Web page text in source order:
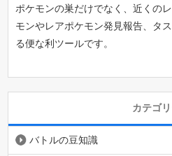
ポケモンの巣だけでなく、近くの
モンやレアポケモン発見報告、タ
る便な利ツールです。
カテゴ
バトルの豆知識